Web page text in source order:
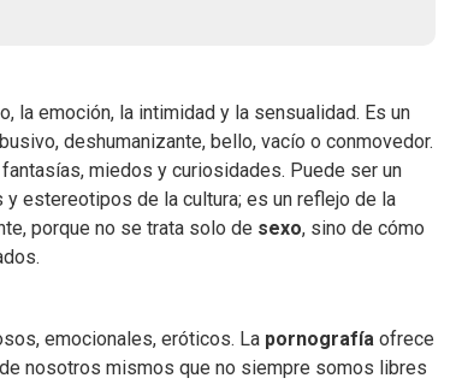
la emoción, la intimidad y la sensualidad. Es un
deshumanizante, bello, vacío o conmovedor.
miedos y curiosidades. Puede ser un
estereotipos de la cultura; es un reflejo de la
porque no se trata solo de sexo, sino de cómo
emocionales, eróticos. La pornografía ofrece
nosotros mismos que no siempre somos libres